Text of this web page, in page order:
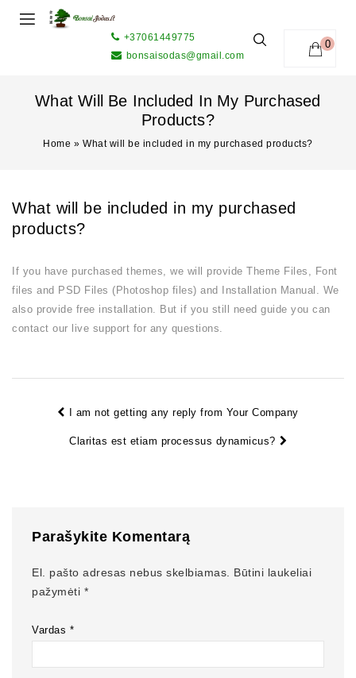
0
+37061449775
bonsaisodas@gmail.com
What Will Be Included In My Purchased
Products?
Home »What will be included in my purchased products?
What will be included in my purchased
products?
If you have purchased themes, we will provide Theme Files, Font
files and PSD Files (Photoshop files) and Installation Manual. We
also provide free installation. But if you still need guide you can
contact our live support for any questions.
I am not getting any reply from Your Company
Claritas est etiam processus dynamicus?
Parašykite Komentarą
El. pašto adresas nebus skelbiamas.
Būtini laukeliai
pažymėti *
Vardas *